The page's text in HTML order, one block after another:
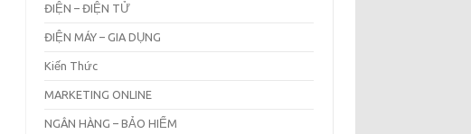
ĐIỆN – ĐIỆN TỬ
ĐIỆN MÁY – GIA DỤNG
Kiến Thức
MARKETING ONLINE
NGÂN HÀNG – BẢO HIỂM